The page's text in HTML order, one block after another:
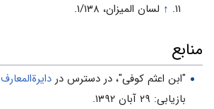
↑ لسان‌ المیزان‌، ۱/۱۳۸.
منابع
"ابن اعثم کوفی"، در دسترس در
بازیابی: ۲۹ آبان ۱۳۹۲.